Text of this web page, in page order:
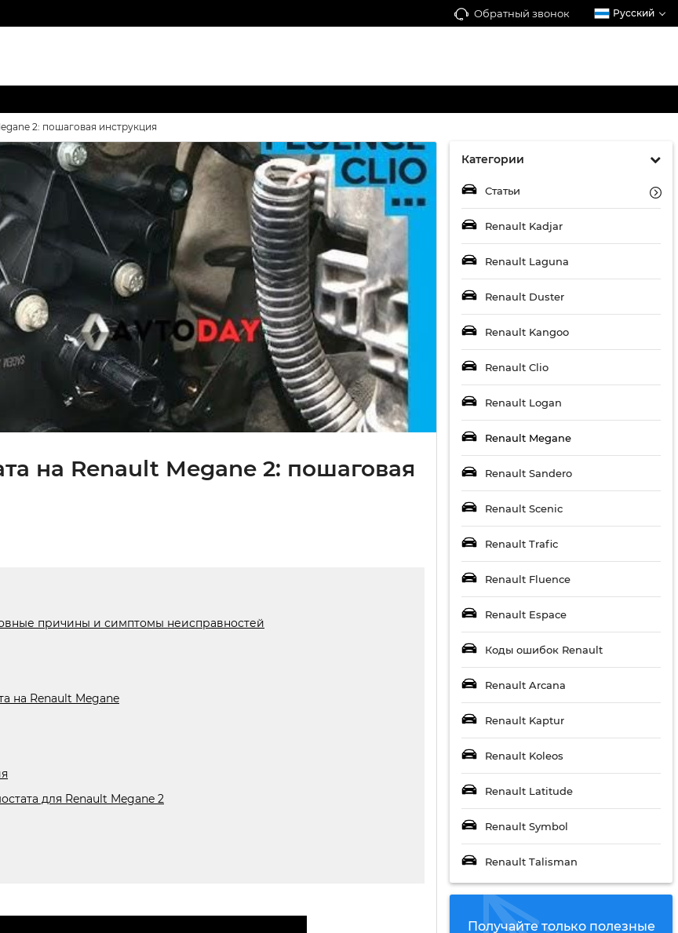
Обратный звонок Русский
2: пошаговая инструкция
Категории
Статьи
Renault Kadjar
Renault Laguna
Renault Duster
Renault Kangoo
Renault Clio
Renault Logan
Renault Megane
Renault Sandero
Renault Scenic
Renault Trafic
Renault Fluence
Renault Espace
Коды ошибок Renault
Renault Arcana
Renault Kaptur
Renault Koleos
Renault Latitude
Renault Symbol
Renault Talisman
Получайте только полезные
на Renault Megane 2: пошаговая
причины и симптомы неисправностей
на Renault Megane
для Renault Megane 2